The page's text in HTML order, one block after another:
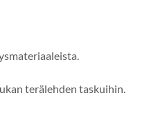
terälehden taskuihin.